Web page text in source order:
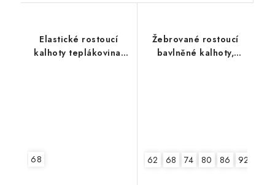
Elastické rostoucí
kalhoty teplákovina,
68
Žebrované rostoucí
bavlněné kalhoty,
62 68 74 80 86 92